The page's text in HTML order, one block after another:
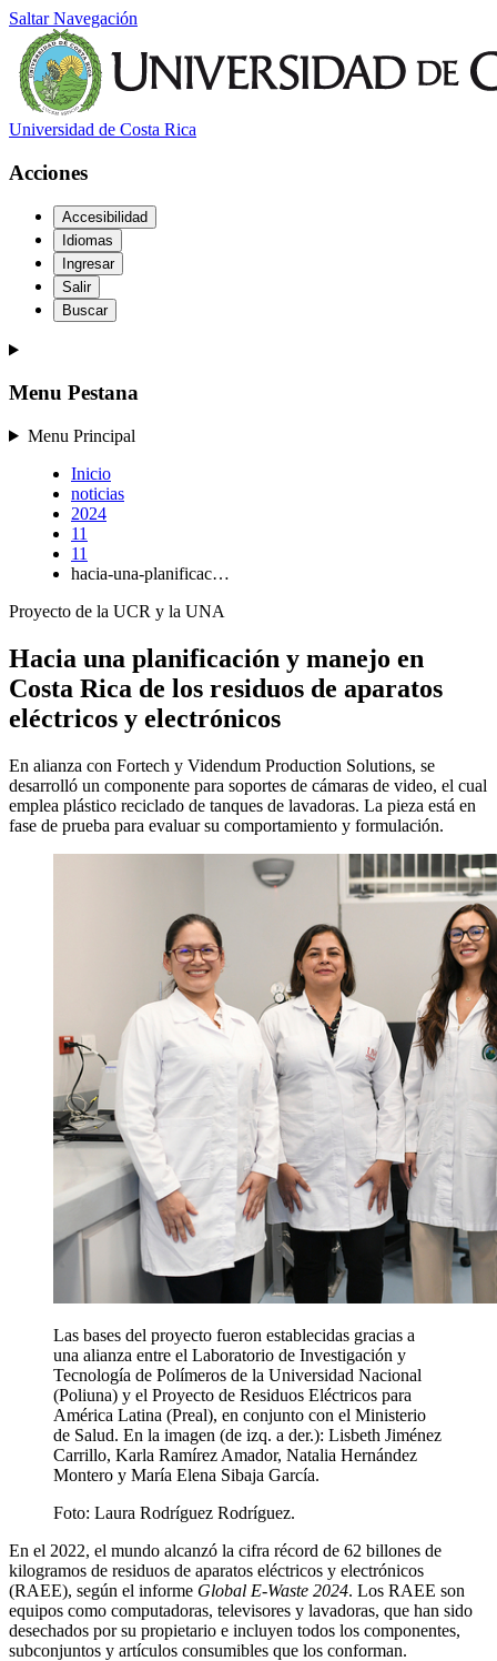
Saltar Navegación
Universidad de Costa Rica
Acciones
Accesibilidad
Idiomas
Ingresar
Salir
Buscar
Menu Pestana
Menu Principal
Inicio
noticias
2024
11
11
hacia-una-planificac…
Proyecto de la UCR y la UNA
Hacia una planificación y manejo en
Costa Rica de los residuos de aparatos
eléctricos y electrónicos
En alianza con Fortech y Videndum Production Solutions, se
desarrolló un componente para soportes de cámaras de video, el cual
emplea plástico reciclado de tanques de lavadoras. La pieza está en
fase de prueba para evaluar su comportamiento y formulación.
Las bases del proyecto fueron establecidas gracias a
una alianza entre el Laboratorio de Investigación y
Tecnología de Polímeros de la Universidad Nacional
(Poliuna) y el Proyecto de Residuos Eléctricos para
América Latina (Preal), en conjunto con el Ministerio
de Salud. En la imagen (de izq. a der.): Lisbeth Jiménez
Carrillo, Karla Ramírez Amador, Natalia Hernández
Montero y María Elena Sibaja García.
Foto: Laura Rodríguez Rodríguez.
En el 2022, el mundo alcanzó la cifra récord de 62 billones de
kilogramos de residuos de aparatos eléctricos y electrónicos
(RAEE), según el informe Global E-Waste 2024. Los RAEE son
equipos como computadoras, televisores y lavadoras, que han sido
desechados por su propietario e incluyen todos los componentes,
subconjuntos y artículos consumibles que los conforman.